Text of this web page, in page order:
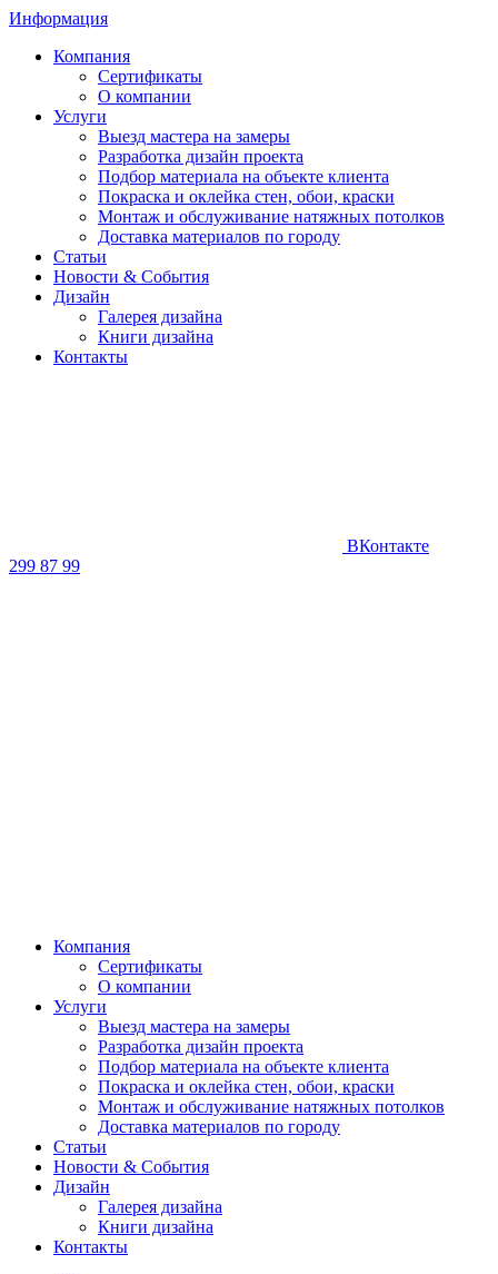
Информация
Компания
Сертификаты
О компании
Услуги
Выезд мастера на замеры
Разработка дизайн проекта
Подбор материала на объекте клиента
Покраска и оклейка стен, обои, краски
Монтаж и обслуживание натяжных потолков
Доставка материалов по городу
Статьи
Новости & События
Дизайн
Галерея дизайна
Книги дизайна
Контакты
ВКонтакте
299 87 99
Компания
Сертификаты
О компании
Услуги
Выезд мастера на замеры
Разработка дизайн проекта
Подбор материала на объекте клиента
Покраска и оклейка стен, обои, краски
Монтаж и обслуживание натяжных потолков
Доставка материалов по городу
Статьи
Новости & События
Дизайн
Галерея дизайна
Книги дизайна
Контакты